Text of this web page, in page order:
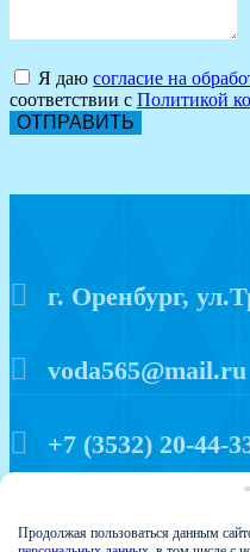
Я даю согласие на
соответствии с Политикой
ОТПРАВИТЬ
г. Оренбург,
voda565@mail.ru
+7 (3532) 20-44-
Продолжая пользоваться данным